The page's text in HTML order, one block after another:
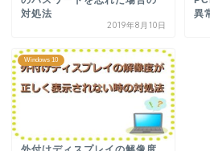
対処法
2019年8月10日
異
Windows 10